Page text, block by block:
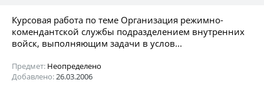
Курсовая работа по теме Организация режимно-
комендантской службы подразделением внутренних
войск, выполняющим задачи в услов...
Предмет: Неопределено
Добавлено:26.03.2006